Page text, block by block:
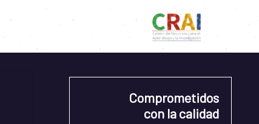
Comprometidos
con la calidad